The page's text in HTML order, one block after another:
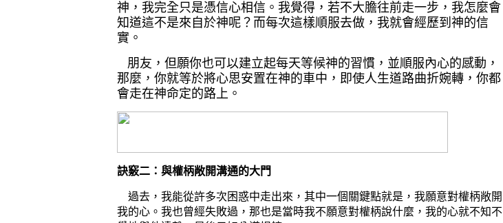
神，我完全只是憑信心相信。我覺得，若不大膽往前走一步，我怎麼會
知道這不是來自於神呢？而每次這樣順服去做，我就會經歷到神的信
實。
朋友，但願你也可以建立起每天等候神的習慣，並順服內心的感動，
那麼，你就等於將心思安置在神的車中，即使人生道路曲折婉轉，你都
會走在神命定的路上。
訣竅二：與權柄敞開溝通的大門
過去，我能從許多次困惑中走出來，其中一個關鍵點就是，我願意對權柄敞開
我的心。我也曾經失敗過，那也是當時我不願意對權柄說什麼，我的心就不知不